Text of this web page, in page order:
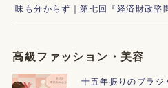
味も分からず｜第七回『経済財政諮
高級ファッション・美容
十五年振りのブラジ